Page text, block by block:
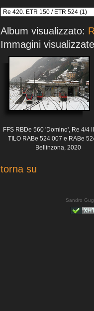
Album visualizzato:
Immagini
FFS RBDe 560 'Domino', Re 4/4
TILO RABe 524 007 e RABe
Bellinzona, 2020
torna su
Sandro